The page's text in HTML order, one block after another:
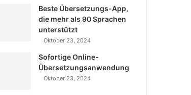
Beste Übersetzungs-App,
die mehr als 90 Sprachen
unterstützt
Oktober 23, 2024
Sofortige Online-
Übersetzungsanwendung
Oktober 23, 2024